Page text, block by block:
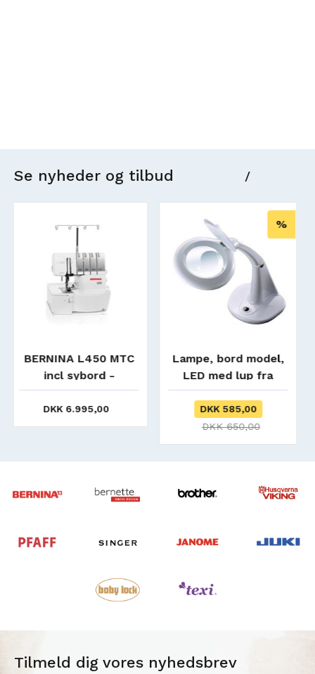
Se nyheder og tilbud /
Lampe, bord model,
LED med lup fra
Prym
DKK 585,00
DKK 650,00
Babylock Victory,
Lufttrådet overlock.
DKK 10.995,00
Tilmeld dig vores nyhedsbrev